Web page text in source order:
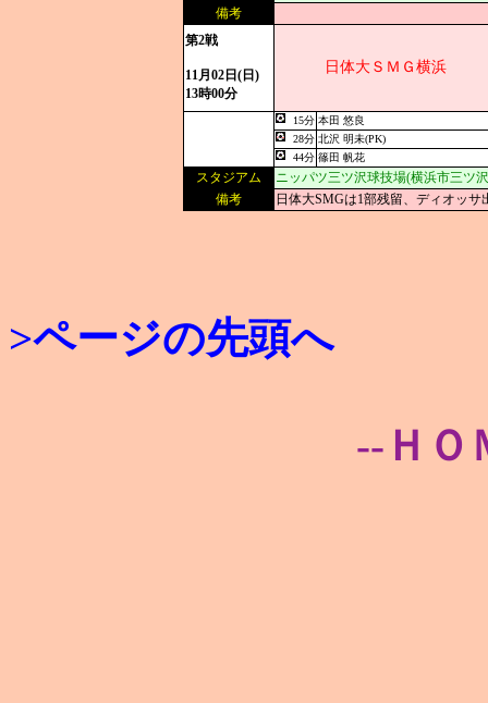
備考
第2戦
11月02日(日)
13時00分
日体大ＳＭＧ横浜
15分 本田 悠良
28分 北沢 明未(PK)
44分 篠田 帆花
スタジアム
ニッパツ三ツ沢球技場(横浜市三ツ
備考
日体大SMGは1部残留、ディオッサ
>ページの先頭へ
--ＨＯ